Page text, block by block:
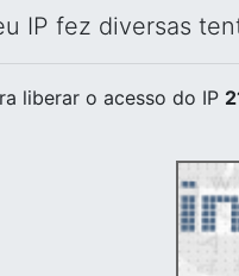
IP fez diversas
liberar o acesso do IP